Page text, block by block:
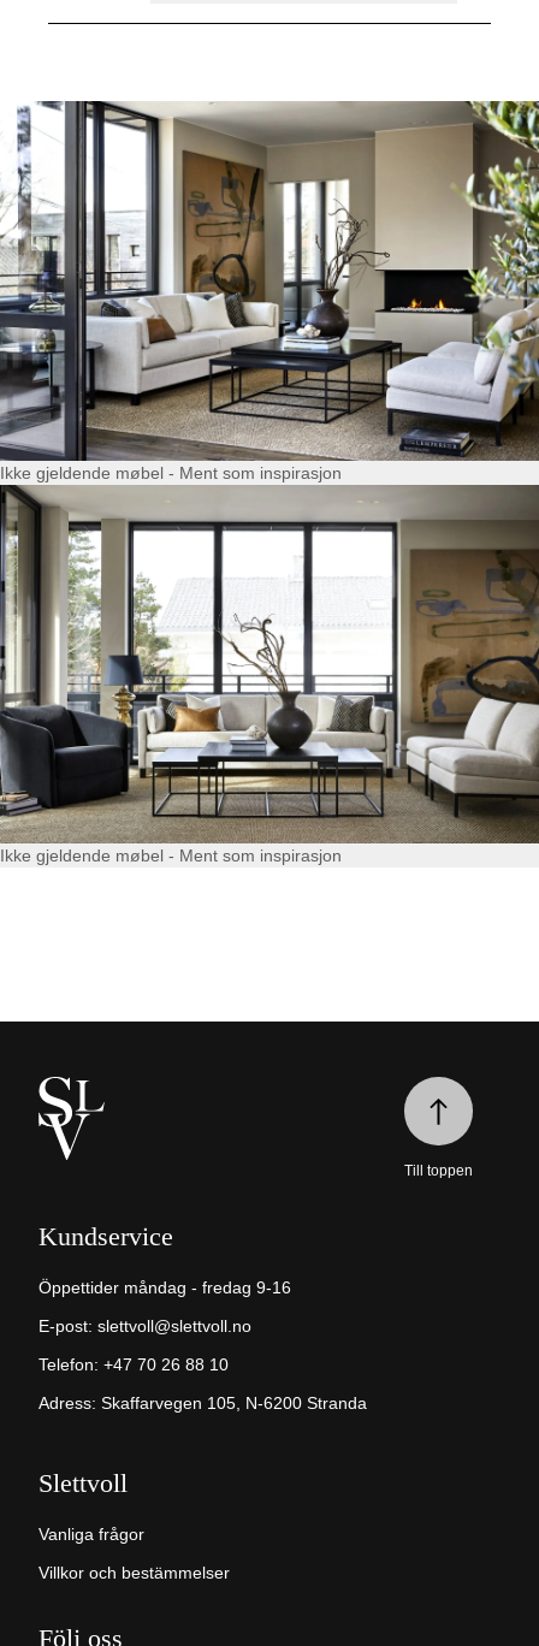
Ikke gjeldende møbel - Ment som inspirasjon
Ikke gjeldende møbel - Ment som inspirasjon
Kundservice
Öppettider måndag - fredag 9-16
E-post: slettvoll@slettvoll.no
Telefon: +47 70 26 88 10
Adress: Skaffarvegen 105, N-6200 Stranda
Slettvoll
Vanliga frågor
Villkor och bestämmelser
Följ oss
Till toppen